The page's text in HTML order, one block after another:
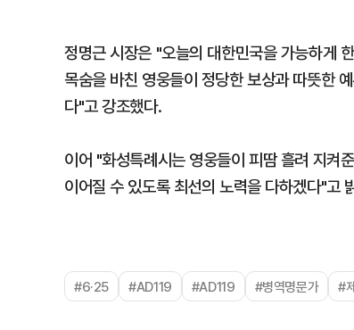
정명근 시장은 "오늘의 대한민국을 가능하게
목숨을 바친 영웅들이 정당한 보상과 따뜻한
다"고 강조했다.
이어 "화성특례시는 영웅들이 피땀 흘려 지켜
이어질 수 있도록 최선의 노력을 다하겠다"고
#6·25 #AD119 #AD119 #병역명문가 #